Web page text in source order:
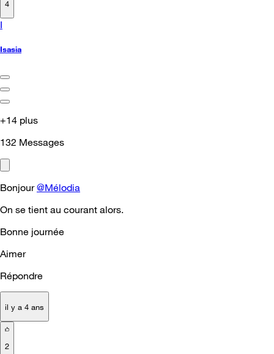
4
I
Isasia
+14 plus
132 Messages
Bonjour@Mélodia
On se tient au courant alors.
Bonne journée
Aimer
Répondre
il y a 4 ans
2